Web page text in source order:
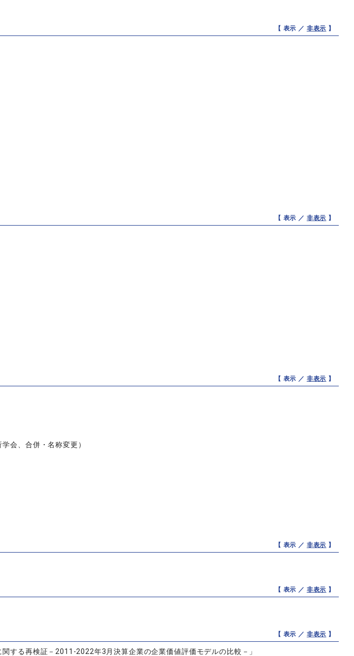
【 表示 ／ 非表示 】
【 表示 ／ 非表示 】
【 表示 ／ 非表示 】
会、合併・名称変更）
【 表示 ／ 非表示 】
【 表示 ／ 非表示 】
【 表示 ／ 非表示 】
関する再検証－2011-2022年3月決算企業の企業価値評価モデルの比較－」